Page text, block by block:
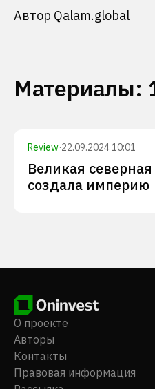
Автор Qalam.global
Материалы:
Review·22.09.2024 10:01
Великая
создала империю
О проекте
Авторы
Контакты
Правовая информация